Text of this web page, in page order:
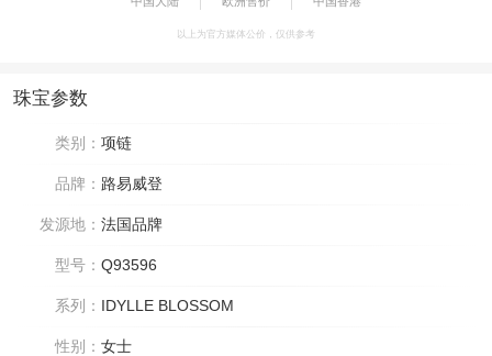
以上为官方媒体公价，仅供参考
珠宝参数
类别： 项链
品牌： 路易威登
发源地： 法国品牌
型号： Q93596
系列： IDYLLE BLOSSOM
性别： 女士